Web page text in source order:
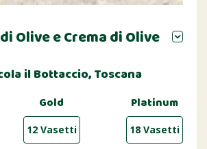
Olive e Crema di Olive
il Bottaccio, Toscana
Gold
12 Vasetti
Platinum
18 Vasetti